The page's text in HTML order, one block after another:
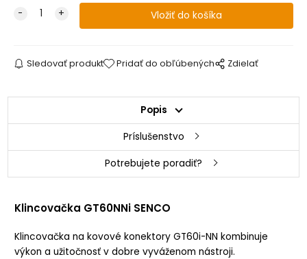
Sledovať produkt Pridať do obľúbených Zdielať
Popis
Príslušenstvo
Potrebujete poradiť?
Klincovačka GT60NNi SENCO
Klincovačka na kovové konektory GT60i-NN kombinuje
výkon a užitočnosť v dobre vyváženom nástroji.